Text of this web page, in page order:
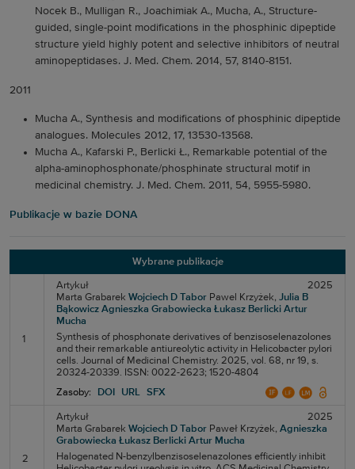
Nocek B., Mulligan R., Joachimiak A., Mucha, A., Structure-
guided, single-point modifications in the phosphinic dipeptide
structure yield highly potent and selective inhibitors of neutral
aminopeptidases. J. Med. Chem. 2014, 57, 8140-8151.
2011
Mucha A., Synthesis and modifications of phosphinic dipeptide
analogues. Molecules 2012, 17, 13530-13568.
Mucha A., Kafarski P., Berlicki Ł., Remarkable potential of the
alpha-aminophosphonate/phosphinate structural motif in
medicinal chemistry. J. Med. Chem. 2011, 54, 5955-5980.
Publikacje w bazie DONA
Wybrane publikacje
1
Artykuł
2025
Marta Grabarek Wojciech D Tabor Pawel Krzyżek, Julia B
Bąkowicz Agnieszka Grabowiecka Łukasz Berlicki Artur
Mucha
Synthesis of phosphonate derivatives of benzisoselenazolones
and their remarkable antiureolytic activity in Helicobacter pylori
cells. Journal of Medicinal Chemistry. 2025, vol. 68, nr 19, s.
20324-20339. ISSN: 0022-2623; 1520-4804
Zasoby:
DOI URL SFX
2
Artykuł
2025
Marta Grabarek Wojciech D Tabor Paweł Krzyżek, Agnieszka
Grabowiecka Łukasz Berlicki Artur Mucha
Halogenated N-benzylbenzisoselenazolones efficiently inhibit